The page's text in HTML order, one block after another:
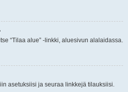
“Tilaa alue” -linkki, aluesivun alalaidassa.
asetuksiisi ja seuraa linkkejä tilauksiisi.